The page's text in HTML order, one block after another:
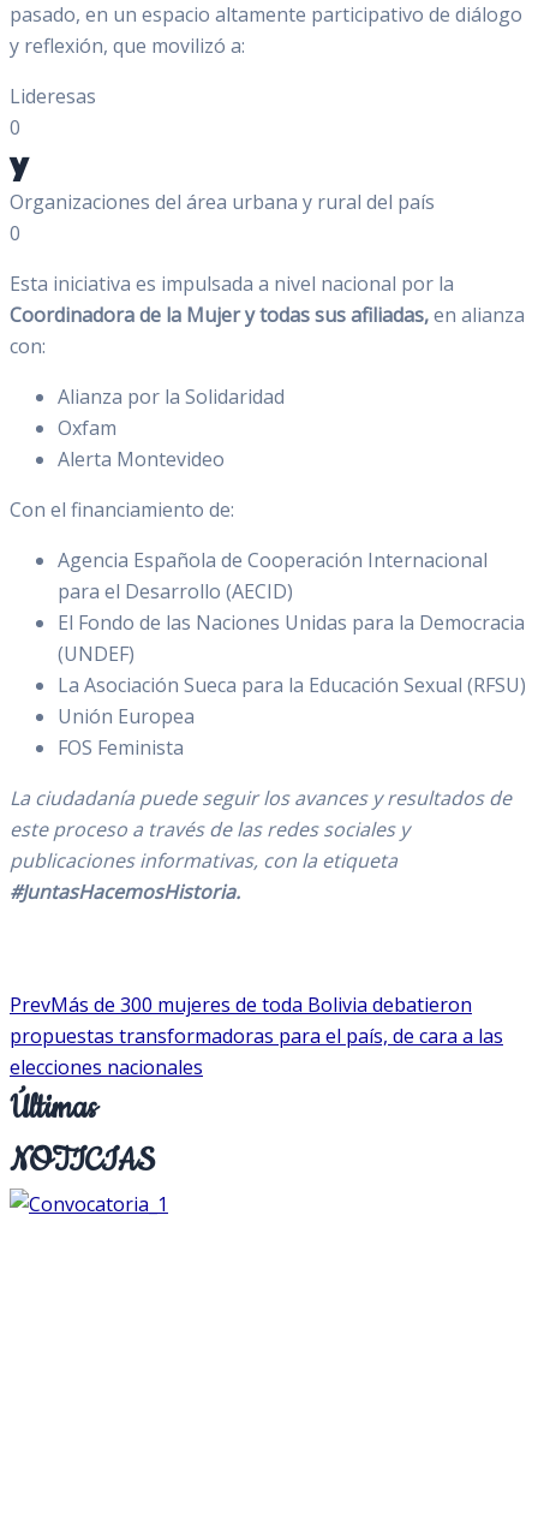
pasado, en un espacio altamente participativo de diálogo
y reflexión, que movilizó a:
Lideresas
0
y
Organizaciones del área urbana y rural del país
0
Esta iniciativa es impulsada a nivel nacional por la
Coordinadora de la Mujer y todas sus afiliadas,en alianza
con:
Alianza por la Solidaridad
Oxfam
Alerta Montevideo
Con el financiamiento de:
Agencia Española de Cooperación Internacional
para el Desarrollo (AECID)
El Fondo de las Naciones Unidas para la Democracia
(UNDEF)
La Asociación Sueca para la Educación Sexual (RFSU)
Unión Europea
FOS Feminista
La ciudadanía puede seguir los avances y resultados de
este proceso a través de las redes sociales y
publicaciones informativas, con la etiqueta
#JuntasHacemosHistoria.
PrevMás de 300 mujeres de toda Bolivia debatieron
propuestas transformadoras para el país, de cara a las
elecciones nacionales
Últimas
NOTICIAS